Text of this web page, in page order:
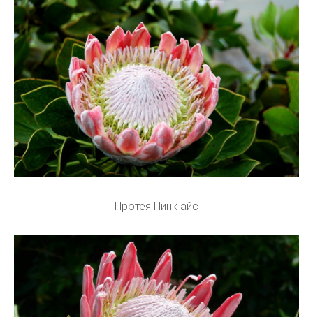
Протея Пинк айс